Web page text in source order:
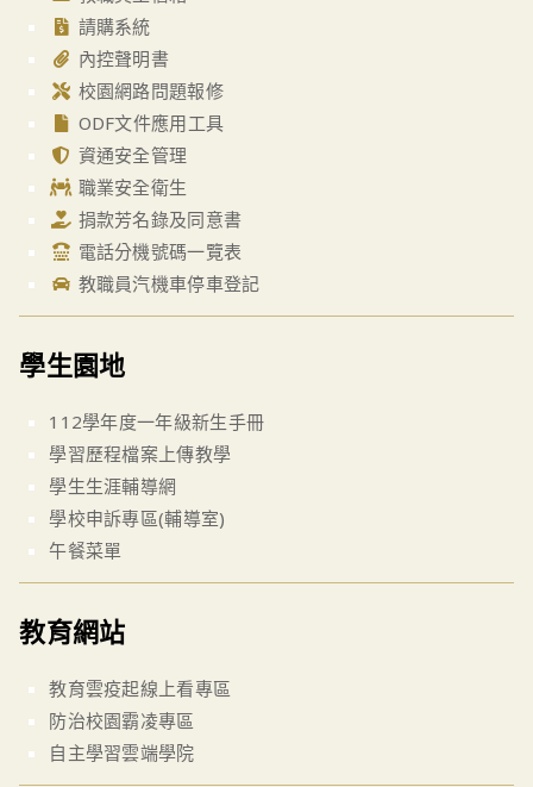
請購系統
內控聲明書
校園網路問題報修
ODF文件應用工具
資通安全管理
職業安全衛生
捐款芳名錄及同意書
電話分機號碼一覽表
教職員汽機車停車登記
學生園地
112學年度一年級新生手冊
學習歷程檔案上傳教學
學生生涯輔導網
學校申訴專區(輔導室)
午餐菜單
教育網站
教育雲疫起線上看專區
防治校園霸凌專區
自主學習雲端學院